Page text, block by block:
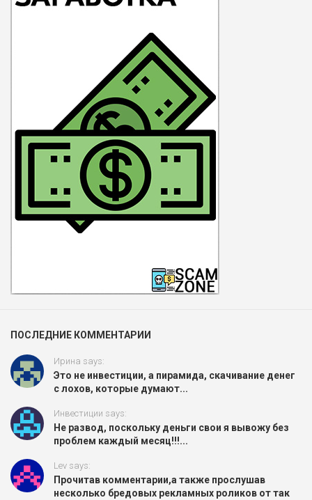
ПОСЛЕДНИЕ КОММЕНТАРИИ
Ирина says:
Это не инвестиции, а пирамида, скачивание денег
с лохов, которые думают...
Инвестиции says:
Не развод, поскольку деньги свои я вывожу без
проблем каждый месяц!!!...
Lev says:
Прочитав комментарии,а также прослушав
несколько бредовых рекламных роликов от так